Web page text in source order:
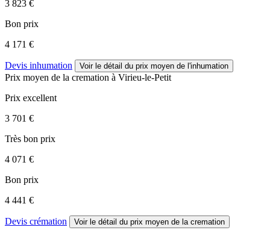
3 823 €
Bon prix
4 171 €
Devis inhumation Voir le détail du prix moyen de l'inhumation
Prix moyen de la cremation à Virieu-le-Petit
Prix excellent
3 701 €
Très bon prix
4 071 €
Bon prix
4 441 €
Devis crémation Voir le détail du prix moyen de la cremation